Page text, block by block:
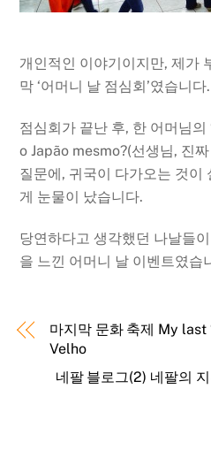
개인적인 이야기이지만, 제가
막 ‘어머니 날 점심회’였습니다.
점심회가 끝난 후, 한 어머님
o Japão mesmo?(선생님, 진
질문에, 귀국이 다가오는 것이
게 눈물이 났습니다.
당연하다고 생각했던 나날들
을 느낀 어머니 날 이벤트였습
마지막 문화 축제 My last
Velho
네팔 블로그(2) 네팔의